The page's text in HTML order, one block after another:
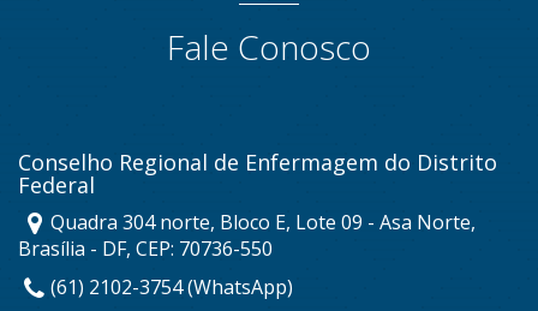
Fale Conosco
Conselho Regional de Enfermagem do Distrito
Federal
Quadra 304 norte, Bloco E, Lote 09 - Asa Norte,
Brasília - DF, CEP: 70736-550
(61) 2102-3754 (WhatsApp)